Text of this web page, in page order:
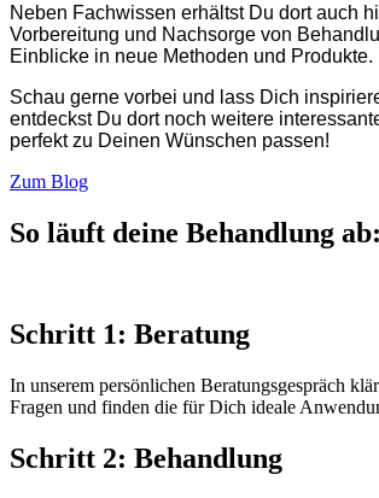
Neben Fachwissen erhältst Du dort auch
Vorbereitung und Nachsorge von
Einblicke in neue Methoden und Produkte.
Schau gerne vorbei und lass Dich
entdeckst Du dort noch weitere
perfekt zu Deinen Wünschen passen!
Zum Blog
So läuft deine Behandlung ab:
Schritt 1: Beratung
In unserem persönlichen Beratungsgespräch
Fragen und finden die für Dich ideale
Schritt 2: Behandlung